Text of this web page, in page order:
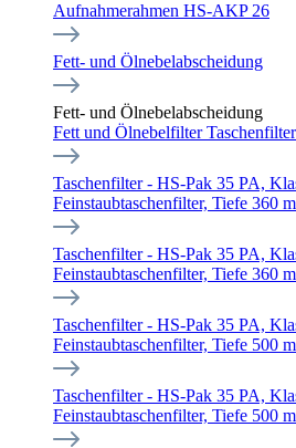
Aufnahmerahmen HS-AKP 26
Fett- und Ölnebelabscheidung
Fett- und Ölnebelabscheidung
Fett und Ölnebelfilter
Taschenfilter - HS-Pak 35 PA,
Feinstaubtaschenfilter, Tiefe 360
Taschenfilter - HS-Pak 35 PA,
Feinstaubtaschenfilter, Tiefe 360
Taschenfilter - HS-Pak 35 PA,
Feinstaubtaschenfilter, Tiefe 500
Taschenfilter - HS-Pak 35 PA,
Feinstaubtaschenfilter, Tiefe 500